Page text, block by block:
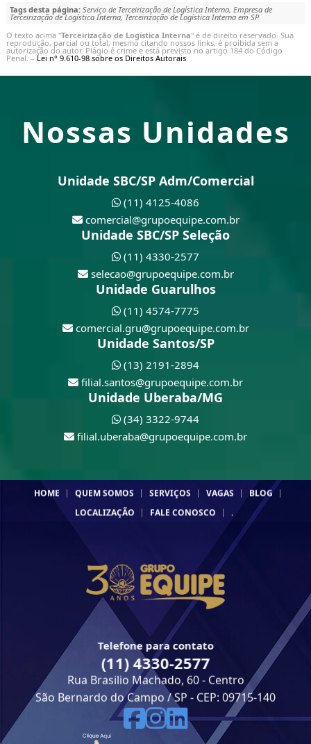
Tags desta página: Serviço de Terceirização de Logística Interna, Empresa de
Terceirização de Logística Interna, Terceirização de Logística Interna em SP
O texto acima "Terceirização de Logística Interna" é de direito reservado. Sua
reprodução, parcial ou total, mesmo citando nossos links, é proibida sem a
autorização do autor. Plágio é crime e está previsto no artigo 184 do Código
Penal. – Lei n° 9.610-98 sobre os Direitos Autorais.
Nossas Unidades
Unidade SBC/SP Adm/Comercial
(11) 4125-4086
comercial@grupoequipe.com.br
Unidade SBC/SP Seleção
(11) 4330-2577
selecao@grupoequipe.com.br
Unidade Guarulhos
(11) 4574-7775
comercial.gru@grupoequipe.com.br
Unidade Santos/SP
(13) 2191-2894
filial.santos@grupoequipe.com.br
Unidade Uberaba/MG
(34) 3322-9744
filial.uberaba@grupoequipe.com.br
HOME QUEM SOMOS SERVIÇOS VAGAS
BLOG
LOCALIZAÇÃO
FALE CONOSCO .
Telefone para contato
(11) 4330-2577
Rua Brasilio Machado, 60 - Centro
São Bernardo do Campo / SP - CEP: 09715-140